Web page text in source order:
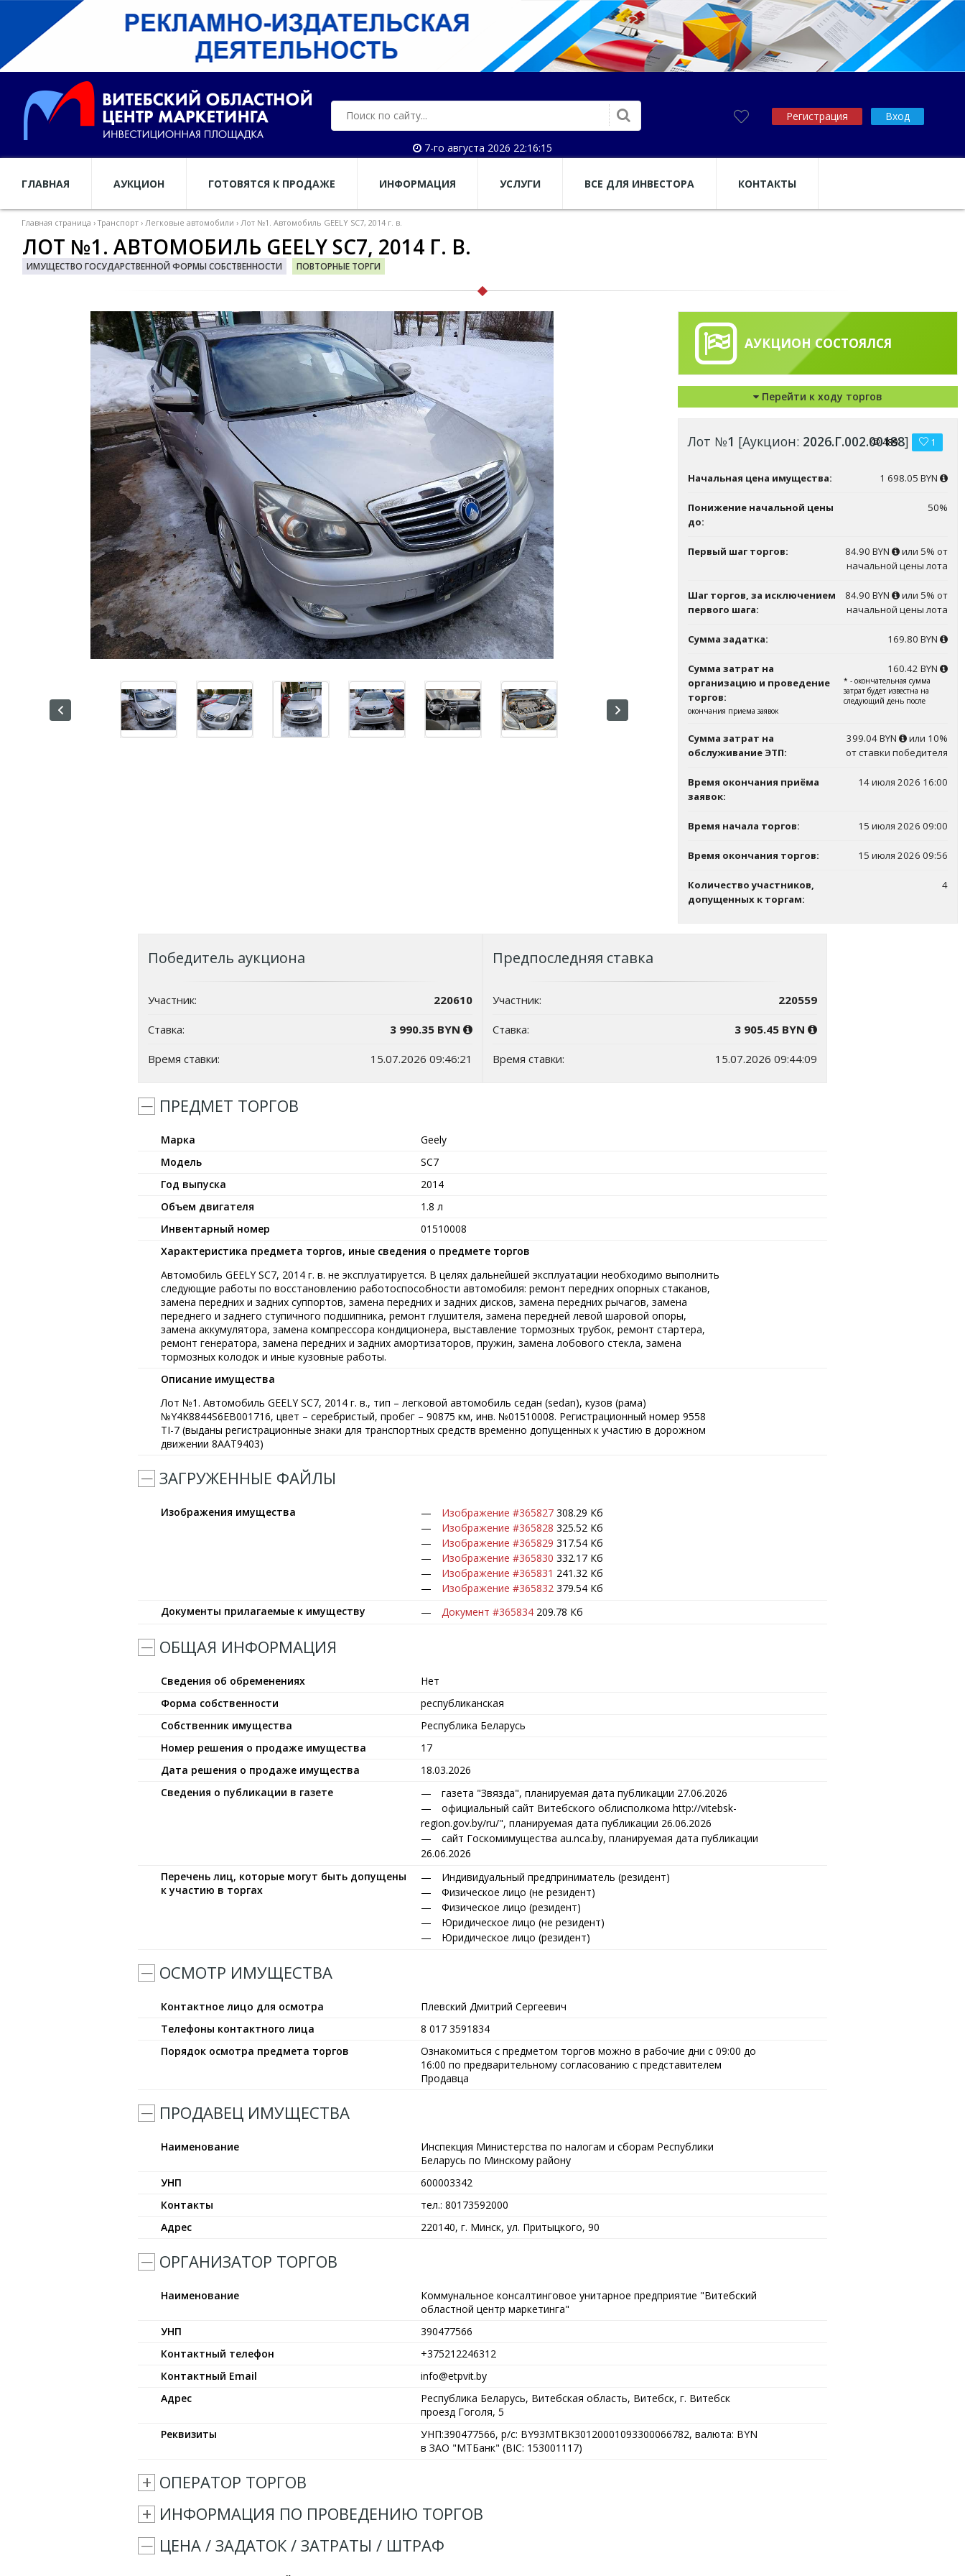
Регистрация Вход
7-го августа 2026 22:16:16
ГЛАВНАЯ АУКЦИОН ГОТОВЯТСЯ К ПРОДАЖЕ ИНФОРМАЦИЯ УСЛУГИ ВСЕ ДЛЯ ИНВЕСТОРА КОНТАКТЫ
Главная страница › Транспорт › Легковые автомобили › Лот №1. Автомобиль GEELY SC7, 2014 г. в.
ЛОТ №1. АВТОМОБИЛЬ GEELY SC7, 2014 Г. В.
ИМУЩЕСТВО ГОСУДАРСТВЕННОЙ ФОРМЫ СОБСТВЕННОСТИ ПОВТОРНЫЕ ТОРГИ
АУКЦИОН СОСТОЯЛСЯ
Перейти к ходу торгов
Лот №1 [Аукцион: 2026.Г.002.00188]
489 1
Начальная цена имущества: 1 698.05 BYN
Понижение начальной цены
до:
50%
Первый шаг торгов: 84.90 BYN
или 5% от
начальной цены лота
Шаг торгов, за исключением
первого шага:
84.90 BYN
или 5% от
начальной цены лота
Сумма задатка: 169.80 BYN
Сумма затрат на
организацию и проведение
торгов:
160.42 BYN
* - окончательная сумма
затрат будет известна на
следующий день после
окончания приема заявок
Сумма затрат на
обслуживание ЭТП:
399.04 BYN
или 10%
от ставки победителя
Время окончания приёма
заявок:
14 июля 2026 16:00
Время начала торгов: 15 июля 2026 09:00
Время окончания торгов: 15 июля 2026 09:56
Количество участников,
допущенных к торгам:
4
Победитель аукциона
Участник: 220610
Ставка: 3 990.35 BYN
Время ставки: 15.07.2026 09:46:21
Предпоследняя ставка
Участник: 220559
Ставка: 3 905.45 BYN
Время ставки: 15.07.2026 09:44:09
ПРЕДМЕТ ТОРГОВ
Марка
Geely
Модель
SC7
Год выпуска
2014
Объем двигателя
1.8 л
Инвентарный номер
01510008
Характеристика предмета торгов, иные сведения о предмете торгов
Автомобиль GEELY SC7, 2014 г. в. не эксплуатируется. В целях дальнейшей эксплуатации необходимо выполнить
следующие работы по восстановлению работоспособности автомобиля: ремонт передних опорных стаканов,
замена передних и задних суппортов, замена передних и задних дисков, замена передних рычагов, замена
переднего и заднего ступичного подшипника, ремонт глушителя, замена передней левой шаровой опоры,
замена аккумулятора, замена компрессора кондиционера, выставление тормозных трубок, ремонт стартера,
ремонт генератора, замена передних и задних амортизаторов, пружин, замена лобового стекла, замена
тормозных колодок и иные кузовные работы.
Описание имущества
Лот №1. Автомобиль GEELY SC7, 2014 г. в., тип – легковой автомобиль седан (sedan), кузов (рама)
№Y4K8844S6EB001716, цвет – серебристый, пробег – 90875 км, инв. №01510008. Регистрационный номер 9558
ТI-7 (выданы регистрационные знаки для транспортных средств временно допущенных к участию в дорожном
движении 8ААТ9403)
ЗАГРУЖЕННЫЕ ФАЙЛЫ
Изображения имущества Изображение #365827 308.29 Кб
Изображение #365828 325.52 Кб
Изображение #365829 317.54 Кб
Изображение #365830 332.17 Кб
Изображение #365831 241.32 Кб
Изображение #365832 379.54 Кб
Документы прилагаемые к имуществу
Документ #365834 209.78 Кб
ОБЩАЯ ИНФОРМАЦИЯ
Сведения об обременениях
Нет
Форма собственности
республиканская
Собственник имущества
Республика Беларусь
Номер решения о продаже имущества
17
Дата решения о продаже имущества
18.03.2026
Сведения о публикации в газете
газета "Звязда", планируемая дата публикации 27.06.2026
официальный сайт Витебского облисполкома http://vitebsk-
region.gov.by/ru/", планируемая дата публикации 26.06.2026
сайт Госкомимущества au.nca.by, планируемая дата публикации
26.06.2026
Перечень лиц, которые могут быть допущены
к участию в торгах
Индивидуальный предприниматель (резидент)
Физическое лицо (не резидент)
Физическое лицо (резидент)
Юридическое лицо (не резидент)
Юридическое лицо (резидент)
ОСМОТР ИМУЩЕСТВА
Контактное лицо для осмотра
Плевский Дмитрий Сергеевич
Телефоны контактного лица
8 017 3591834
Порядок осмотра предмета торгов
Ознакомиться с предметом торгов можно в рабочие дни с 09:00 до
16:00 по предварительному согласованию с представителем
Продавца
ПРОДАВЕЦ ИМУЩЕСТВА
Наименование
Инспекция Министерства по налогам и сборам Республики
Беларусь по Минскому району
УНП
600003342
Контакты
тел.: 80173592000
Адрес
220140, г. Минск, ул. Притыцкого, 90
ОРГАНИЗАТОР ТОРГОВ
Наименование
Коммунальное консалтинговое унитарное предприятие "Витебский
областной центр маркетинга"
УНП
390477566
Контактный телефон
+375212246312
Контактный Email
info@etpvit.by
Адрес
Республика Беларусь, Витебская область, Витебск, г. Витебск
проезд Гоголя, 5
Реквизиты
УНП:390477566, р/с: BY93MTBK30120001093300066782, валюта: BYN
в ЗАО "МТБанк" (BIC: 153001117)
ОПЕРАТОР ТОРГОВ
ИНФОРМАЦИЯ ПО ПРОВЕДЕНИЮ ТОРГОВ
ЦЕНА / ЗАДАТОК / ЗАТРАТЫ / ШТРАФ